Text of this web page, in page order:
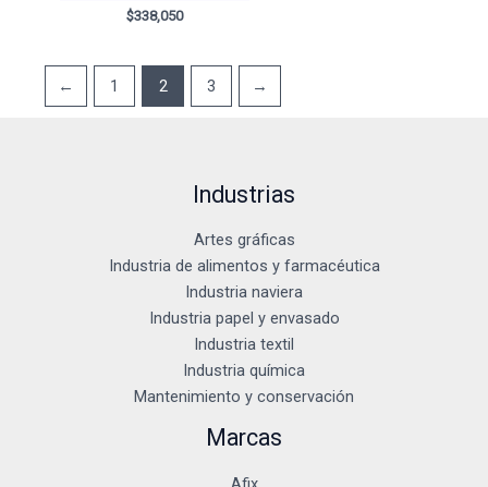
$338,050
← 1 2 3 →
Industrias
Artes gráficas
Industria de alimentos y farmacéutica
Industria naviera
Industria papel y envasado
Industria textil
Industria química
Mantenimiento y conservación
Marcas